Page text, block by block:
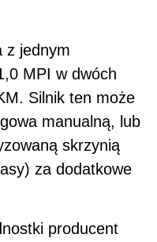
z jednym
MPI w dwóch
Silnik ten może
manualną, lub
skrzynią
za dodatkowe
producent